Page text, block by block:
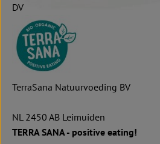
DV
TerraSana Natuurvoeding BV
NL 2450 AB Leimuiden
TERRA SANA - positive eating!